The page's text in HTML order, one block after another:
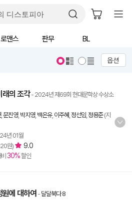
로맨스 판무 BL
옵션
의 조각- 2024년 제69회 현대문학상 수상소
, 문진영, 박지영, 백온유, 이주혜 정선임 정용준(지
년 01월
원) 9.0
30%할인
에 대하여 - 달달북다 8